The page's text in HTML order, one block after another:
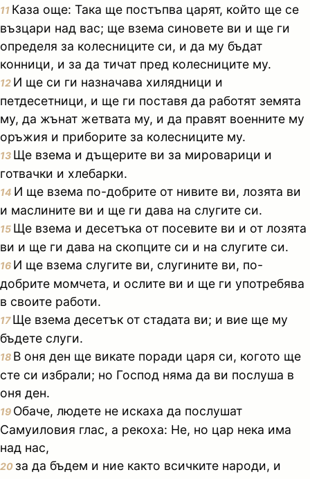
11 Каза още: Така ще постъпва царят, който ще се
възцари над вас; ще взема синовете ви и ще ги
определя за колесниците си, и да му бъдат
конници, и за да тичат пред колесниците му.
12 И ще си ги назначава хилядници и
петдесетници, и ще ги поставя да работят земята
му, да жънат жетвата му, и да правят военните му
оръжия и приборите за колесниците му.
13 Ще взема и дъщерите ви за мироварици и
готвачки и хлебарки.
14 И ще взема по-добрите от нивите ви, лозята ви
и маслините ви и ще ги дава на слугите си.
15 Ще взема и десетъка от посевите ви и от лозята
ви и ще ги дава на скопците си и на слугите си.
16 И ще взема слугите ви, слугините ви, по-
добрите момчета, и ослите ви и ще ги употребява
в своите работи.
17Ще взема десетък от стадата ви; и вие ще му
бъдете слуги.
18 В оня ден ще викате поради царя си, когото ще
сте си избрали; но Господ няма да ви послуша в
оня ден.
19 Обаче, людете не искаха да послушат
Самуиловия глас, а рекоха: Не, но цар нека има
над нас,
20 за да бъдем и ние както всичките народи, и